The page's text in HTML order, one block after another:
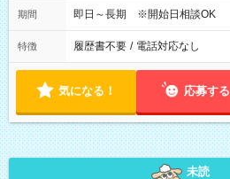
期間 即日～長期 ※開始日相談OK
特徴 履歴書不要 / 電話対応なし
気になる！ 応募する
未読